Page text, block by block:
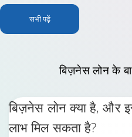
सभी पढ़ें
बिज़नेस लोनके
बिज़नेस लोन क्या है, और
लाभ मिल सकता है?